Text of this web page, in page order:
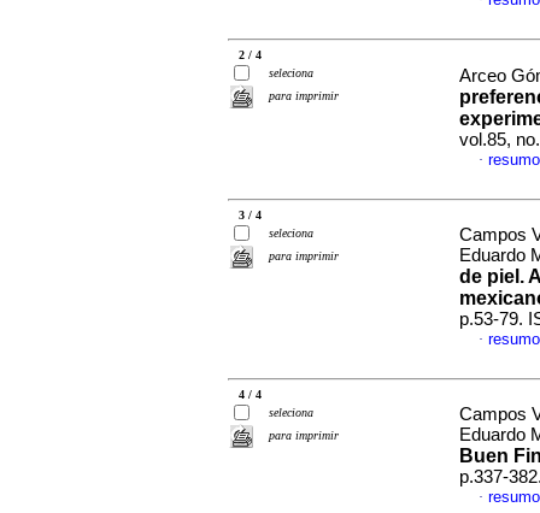
2 / 4
seleciona
para imprimir
Arceo
vol.85,
·
3 / 4
seleciona
para imprimir
Campos
Eduardo
de piel.
p.53-79.
·
4 / 4
seleciona
para imprimir
Campos
Eduardo
Buen
p.337-
·